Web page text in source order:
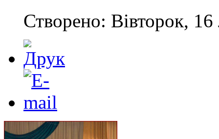
Створено: Вівторок,